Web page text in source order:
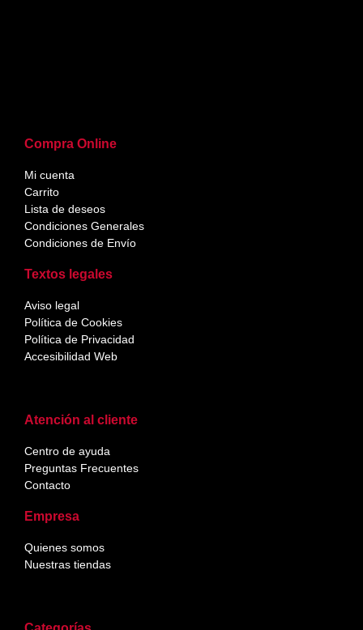
Atención al cliente
Centro de ayuda
Preguntas Frecuentes
Contacto
Empresa
Quienes somos
Nuestras tiendas
Compra Online
Mi cuenta
Carrito
Lista de deseos
Condiciones Generales
Condiciones de Envío
Textos legales
Aviso legal
Política de Cookies
Política de Privacidad
Accesibilidad Web